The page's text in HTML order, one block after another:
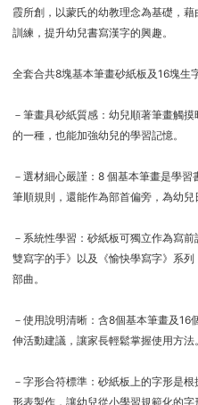
霞所創，以蒙氏的幼教理念為基礎，
訓練，提升幼兒書寫漢字的興趣。
全套合共8塊基本筆畫砂紙板及16塊生
－筆畫具砂紙質感：幼兒順著筆畫觸
的一種，也能加強幼兒的學習記憶。
－選材細心嚴謹：8 個基本筆畫是學
筆順規則，還能作為部首偏旁，為幼兒
－系統性學習：砂紙板可獨立作為寫
雙寫字的手》以及《愉快學寫字》系
部曲。
－使用說明清晰：含8個基本筆畫及
伸活動建議，讓家長輕鬆掌握使用方法。
－字形合符標準：砂紙板上的字形是
形表製作，讓幼兒從小學習規範化的字